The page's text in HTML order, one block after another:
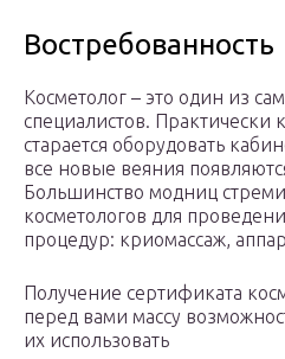
Востребованность
Косметолог – это один из
специалистов. Практически
старается оборудовать
все новые веяния
Большинство модниц
косметологов для
процедур: криомассаж,
Получение сертификата
перед вами массу
их использовать